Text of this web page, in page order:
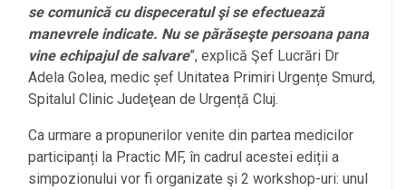
se comunică cu dispeceratul şi se efectuează
manevrele indicate. Nu se părăseşte persoana pana
vine echipajul de salvare”, explică Şef Lucrări Dr
Adela Golea, medic șef Unitatea Primiri Urgențe Smurd,
Spitalul Clinic Judeţean de Urgență Cluj.
Ca urmare a propunerilor venite din partea medicilor
participanți la Practic MF, în cadrul acestei ediții a
simpozionului vor fi organizate şi 2 workshop-uri: unul